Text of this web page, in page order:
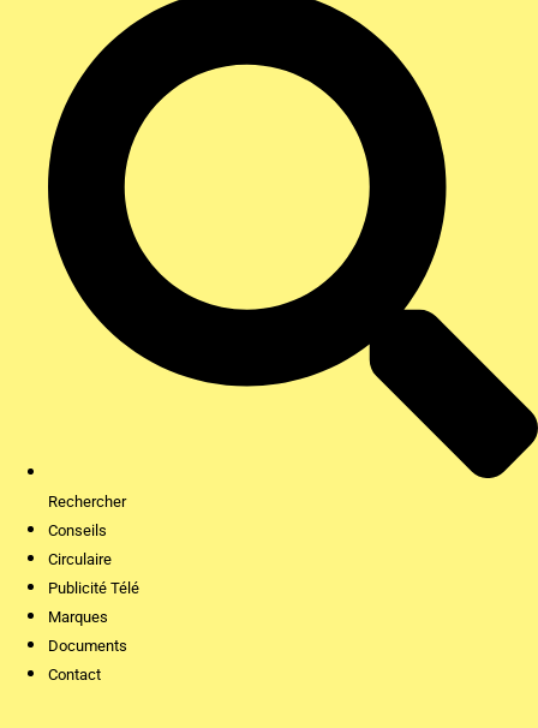
Rechercher
Conseils
Circulaire
Publicité Télé
Marques
Documents
Contact